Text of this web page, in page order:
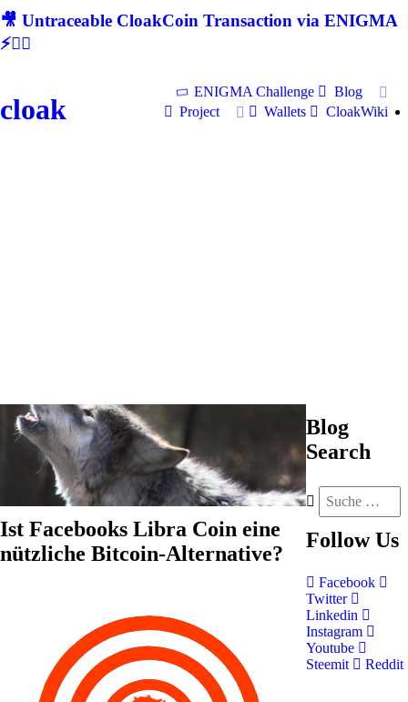
🎥 Untraceable CloakCoin Transaction via ENIGMA
⚡🕵‍♂
cloak
ENIGMA Challenge
Blog
Project
Wallets CloakWiki
Ist Facebooks Libra Coin eine
nützliche Bitcoin-Alternative?
Blog
Search
Follow Us
Facebook
Twitter
Linkedin
Instagram
Youtube
Steemit
Reddit